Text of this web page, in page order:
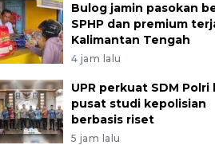
Bulog jamin pasokan
SPHP dan premium
Kalimantan Tengah
4 jam lalu
UPR perkuat SDM
pusat studi kepolisian
berbasis riset
5 jam lalu